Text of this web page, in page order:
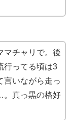
マチャリで。後
行ってる頃は3
言いながら走っ
。真っ黒の格好